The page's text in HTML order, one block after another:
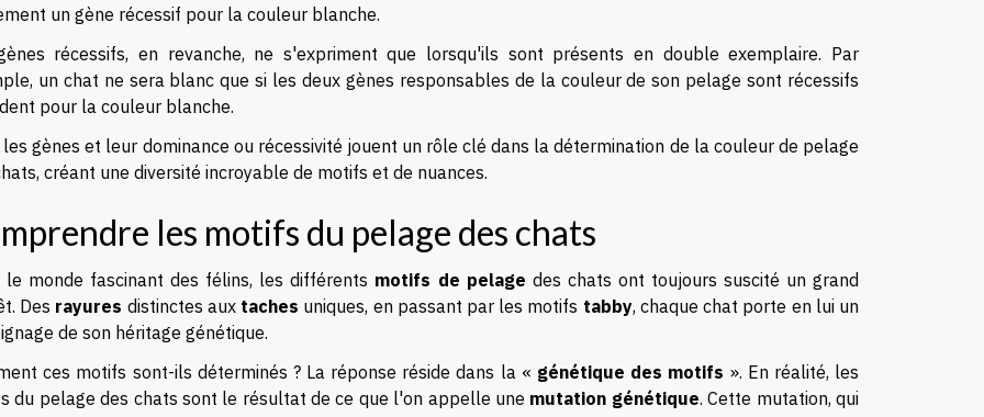
un gène récessif pour la couleur blanche.
récessifs, en revanche, ne s'expriment que lorsqu'ils sont présents en double exemplaire. Par
un chat ne sera blanc que si les deux gènes responsables de la couleur de son pelage sont récessifs
pour la couleur blanche.
les gènes et leur dominance ou récessivité jouent un rôle clé dans la détermination de la couleur de pelage
créant une diversité incroyable de motifs et de nuances.
les motifs du pelage des chats
le monde fascinant des félins, les différents motifs de pelage des chats ont toujours suscité un grand
Des rayures distinctes aux taches uniques, en passant par les motifs tabby, chaque chat porte en lui un
de son héritage génétique.
ces motifs sont-ils déterminés ? La réponse réside dans la « génétique des motifs ». En réalité, les
du pelage des chats sont le résultat de ce que l'on appelle une mutation génétique. Cette mutation, qui